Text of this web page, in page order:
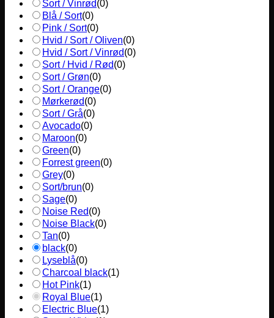
Sort / Vinrød(0)
Blå / Sort(0)
Pink / Sort(0)
Hvid / Sort / Oliven(0)
Hvid / Sort / Vinrød(0)
Sort / Hvid / Rød(0)
Sort / Grøn(0)
Sort / Orange(0)
Mørkerød(0)
Sort / Grå(0)
Avocado(0)
Maroon(0)
Green(0)
Forrest green(0)
Grey(0)
Sort/brun(0)
Sage(0)
Noise Red(0)
Noise Black(0)
Tan(0)
black(0)
Lyseblå(0)
Charcoal black(1)
Hot Pink(1)
Royal Blue(1)
Electric Blue(1)